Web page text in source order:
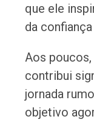
que ele
da
Aos
contribui
jornada
objetivo